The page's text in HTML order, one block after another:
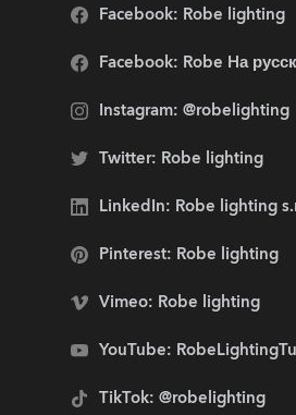
Facebook: Robe lighting
Facebook: Robe Hа
Instagram: @robelighting
Twitter: Robe lighting
LinkedIn: Robe lighting
Pinterest: Robe lighting
Vimeo: Robe lighting
YouTube:
TikTok: @robelighting